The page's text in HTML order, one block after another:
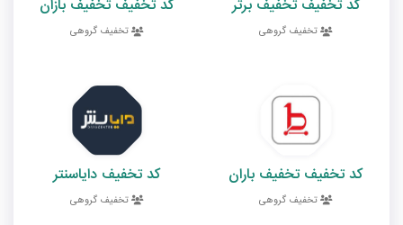
کد تخفیف تخفیف برتر
تخفیف گروهی
کد تخفیف تخفیف بازان
تخفیف گروهی
کد تخفیف تخفیف باران
تخفیف گروهی
کد تخفیف دایاسنتر
تخفیف گروهی